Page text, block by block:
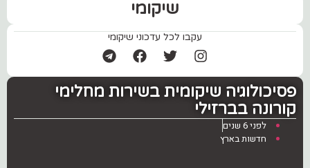
שיקומי
עקבו לכל עדכוני שיקומי
פסיכולוגיה שיקומית בשירות מחלימי
קורונה בברזילי
לפני 6 שנים
חדשות בארץ